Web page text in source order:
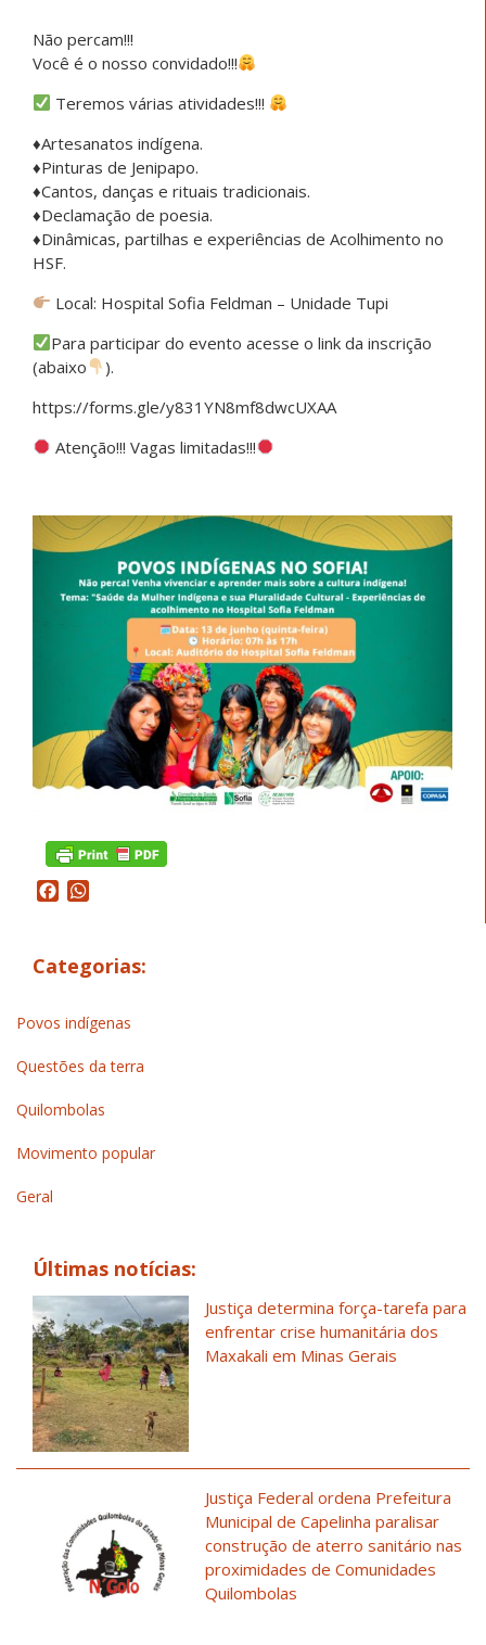
Não percam!!!
Você é o nosso convidado!!!
Teremos várias atividades!!!
♦️Artesanatos indígena.
♦️Pinturas de Jenipapo.
♦️Cantos, danças e rituais tradicionais.
♦️Declamação de poesia.
♦️Dinâmicas, partilhas e experiências de Acolhimento no
HSF.
Local: Hospital Sofia Feldman – Unidade Tupi
Para participar do evento acesse o link da inscrição
(abaixo
).
https://forms.gle/y831YN8mf8dwcUXAA
Atenção!!! Vagas limitadas!!!
Facebook
Categorias:
Povos indígenas
Questões da terra
Quilombolas
Movimento popular
Geral
Últimas notícias:
Justiça determina força-tarefa para
enfrentar crise humanitária dos
Maxakali em Minas Gerais
Justiça Federal ordena Prefeitura
Municipal de Capelinha paralisar
construção de aterro sanitário nas
proximidades de Comunidades
Quilombolas